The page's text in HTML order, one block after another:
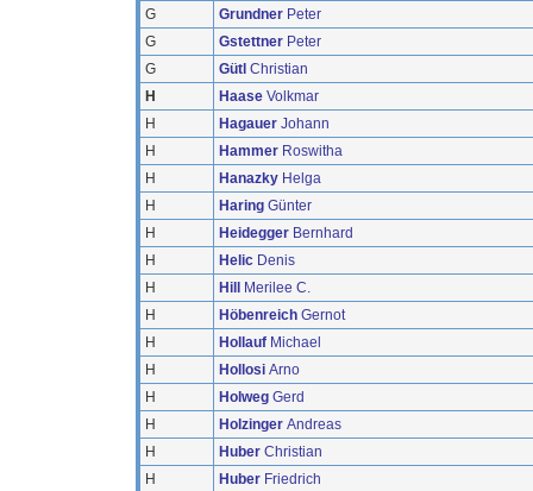
G
Grundner Peter
G
Gstettner Peter
G
Gütl Christian
H
Haase Volkmar
H
Hagauer Johann
H
Hammer Roswitha
H
Hanazky Helga
H
Haring Günter
H
Heidegger Bernhard
H
Helic Denis
H
Hill
Merilee C.
H
Höbenreich Gernot
H
Hollauf Michael
H
Hollosi Arno
H
Holweg Gerd
H
Holzinger Andreas
H
Huber Christian
H
Huber Friedrich